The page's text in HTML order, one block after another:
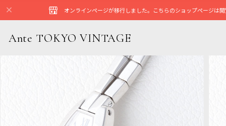
オンラインページが移行しました。こちらのショップページは
Ante TOKYO VINTAGE